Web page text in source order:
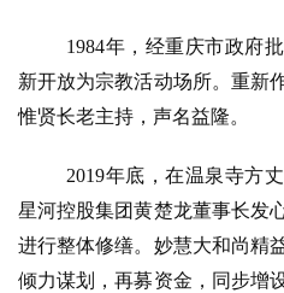
1984年，经重庆市政府
新开放为宗教活动场所。重新
惟贤长老主持，声名益隆。
2019年底，在温泉寺方
星河控股集团黄楚龙董事长发
进行整体修缮。妙慧大和尚精
倾力谋划，再募资金，同步增